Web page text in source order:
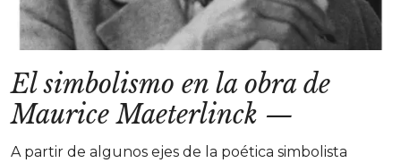
El simbolismo en la obra de
Maurice Maeterlinck —
A partir de algunos ejes de la poética simbolista